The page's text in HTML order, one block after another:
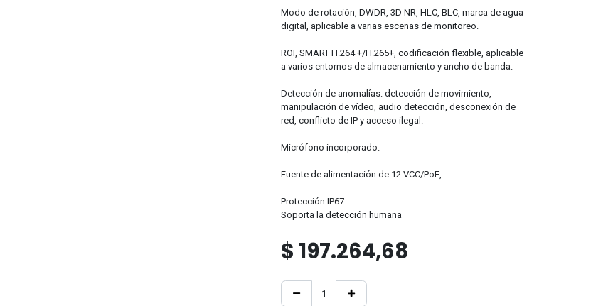
Modo de rotación, DWDR, 3D NR, HLC, BLC, marca de agua
digital, aplicable a varias escenas de monitoreo.
ROI, SMART H.264 +/H.265+, codificación flexible, aplicable
a varios entornos de almacenamiento y ancho de banda.
Detección de anomalías: detección de movimiento,
manipulación de vídeo, audio detección, desconexión de
red, conflicto de IP y acceso ilegal.
Micrófono incorporado.
Fuente de alimentación de 12 VCC/PoE,
Protección IP67.
Soporta la detección humana
$ 197.264,68